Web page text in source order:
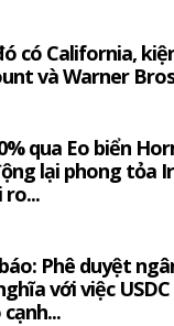
có California,
và Warner
qua Eo biển
lại phong tỏa
Phê duyệt
với việc